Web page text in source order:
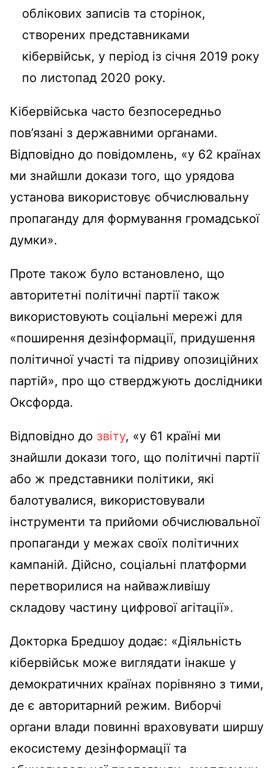
облікових записів та сторінок,
створених представниками
кібервійськ, у період із січня 2019 року
по листопад 2020 року.
Кібервійська часто безпосередньо
пов’язані з державними органами.
Відповідно до повідомлень, «у 62 країнах
ми знайшли докази того, що урядова
установа використовує обчислювальну
пропаганду для формування громадської
думки».
Проте також було встановлено, що
авторитетні політичні партії також
використовують соціальні мережі для
«поширення дезінформації, придушення
політичної участі та підриву опозиційних
партій», про що стверджують дослідники
Оксфорда.
Відповідно до звіту, «у 61 країні ми
знайшли докази того, що політичні партії
або ж представники політики, які
балотувалися, використовували
інструменти та прийоми обчислювальної
пропаганди у межах своїх політичних
кампаній. Дійсно, соціальні платформи
перетворилися на найважливішу
складову частину цифрової агітації».
Докторка Бредшоу додає: «Діяльність
кібервійськ може виглядати інакше у
демократичних країнах порівняно з тими,
де є авторитарний режим. Виборчі
органи влади повинні враховувати ширшу
екосистему дезінформації та